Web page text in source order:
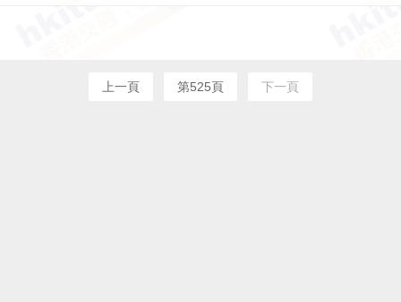
上一頁 第525頁 下一頁